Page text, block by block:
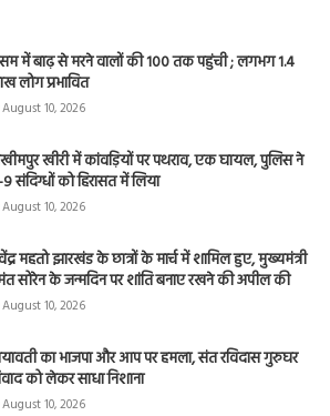
में बाढ़ से मरने वालों की 100 तक पहुंची ; लगभग 1.4
लोग प्रभावित
August 10, 2026
खीरी में कांवड़ियों पर पथराव, एक घायल, पुलिस ने
संदिग्धों को हिरासत में लिया
August 10, 2026
महतो झारखंड के छात्रों के मार्च में शामिल हुए, मुख्यमंत्री
सोरेन के जन्मदिन पर शांति बनाए रखने की अपील की
August 10, 2026
का भाजपा और आप पर हमला, संत रविदास गुरुघर
को लेकर साधा निशाना
August 10, 2026